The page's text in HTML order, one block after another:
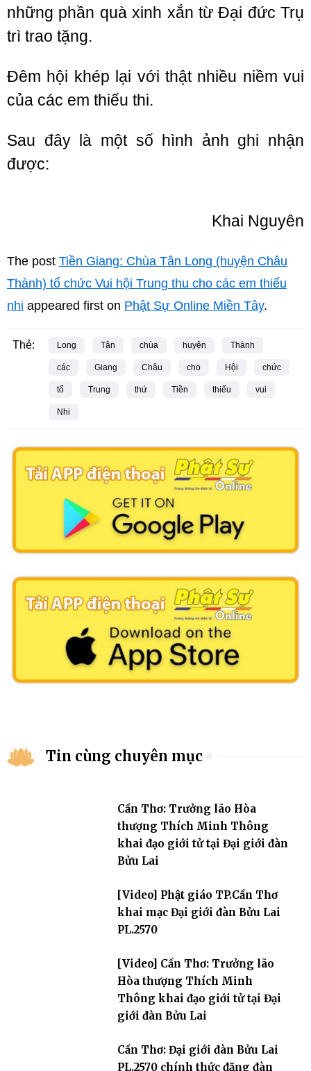
những phần quà xinh xắn từ Đại đức Trụ
trì trao tặng.
Đêm hội khép lại với thật nhiều niềm vui
của các em thiếu thi.
Sau đây là một số hình ảnh ghi nhận
được:
Khai Nguyên
The post Tiền Giang: Chùa Tân Long (huyện Châu
Thành) tổ chức Vui hội Trung thu cho các em thiếu
nhi appeared first on Phật Sự Online Miền Tây.
Thẻ: Long Tân chùa huyện Thành
các Giang Châu cho Hội chức
tổ Trung thứ Tiền thiếu vui
Nhi
Tin cùng chuyên mục
Cần Thơ: Trưởng lão Hòa
thượng Thích Minh Thông
khai đạo giới tử tại Đại giới đàn
Bửu Lai
[Video] Phật giáo TP.Cần Thơ
khai mạc Đại giới đàn Bửu Lai
PL.2570
[Video] Cần Thơ: Trưởng lão
Hòa thượng Thích Minh
Thông khai đạo giới tử tại Đại
giới đàn Bửu Lai
Cần Thơ: Đại giới đàn Bửu Lai
PL.2570 chính thức đăng đàn